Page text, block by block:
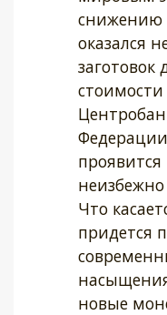
снижению
оказался
Что
придется
новые